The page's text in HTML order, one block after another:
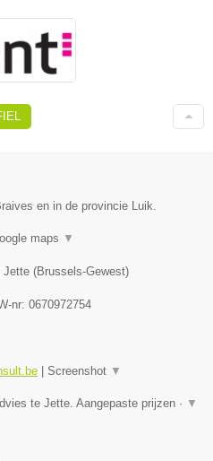
en in de provincie Luik.
maps ▼
Jette (Brussels-Gewest)
nr: 0670972754
Screenshot ▼
te Jette. Aangepaste prijzen · ▼